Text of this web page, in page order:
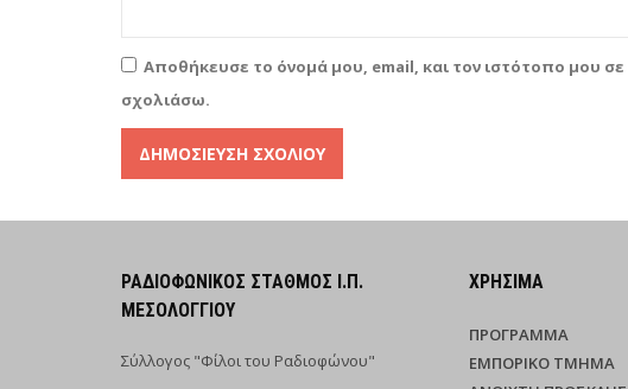
Αποθήκευσε το όνομά μου, email, και τον ιστότοπο μου
σχολιάσω.
ΡΑΔΙΟΦΩΝΙΚΌΣ ΣΤΑΘΜΌΣ Ι.Π.
ΜΕΣΟΛΟΓΓΊΟΥ
Σύλλογος "Φίλοι του Ραδιοφώνου"
ΧΡΉΣΙΜΑ
ΠΡΌΓΡΑΜΜΑ
ΕΜΠΟΡΙΚΌ ΤΜΉΜΑ